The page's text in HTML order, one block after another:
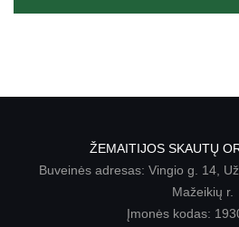
ŽEMAITIJOS SKAUTŲ
Buveinės adresas: Vingio g. 14,
Mažeikių r.
Įmonės kodas: